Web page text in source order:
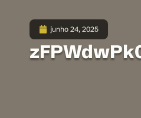
junho 24, 2025